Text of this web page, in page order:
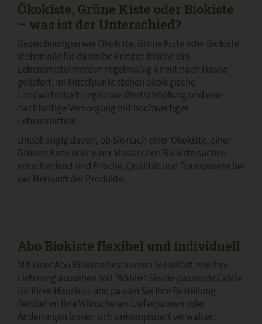
Ökokiste, Grüne Kiste oder Biokiste
– was ist der Unterschied?
Bezeichnungen wie Ökokiste, Grüne Kiste oder Biokiste
stehen alle für dasselbe Prinzip: frische Bio-
Lebensmittel werden regelmäßig direkt nach Hause
geliefert. Im Mittelpunkt stehen ökologische
Landwirtschaft, regionale Wertschöpfung und eine
nachhaltige Versorgung mit hochwertigen
Lebensmitteln.
Unabhängig davon, ob Sie nach einer Ökokiste, einer
Grünen Kiste oder einer klassischen Biokiste suchen –
entscheidend sind Frische, Qualität und Transparenz bei
der Herkunft der Produkte.
Abo Biokiste flexibel und individuell
Mit einer Abo Biokiste bestimmen Sie selbst, wie Ihre
Lieferung aussehen soll. Wählen Sie die passende Größe
für Ihren Haushalt und passen Sie Ihre Bestellung
flexibel an Ihre Wünsche an. Lieferpausen oder
Änderungen lassen sich unkompliziert verwalten.